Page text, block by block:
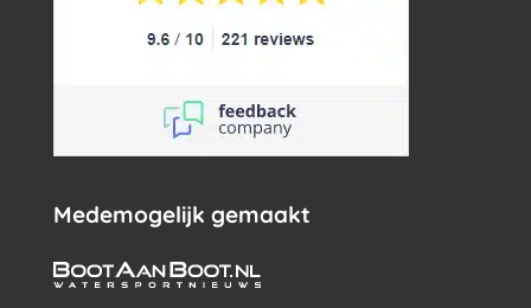
Medemogelijk gemaakt